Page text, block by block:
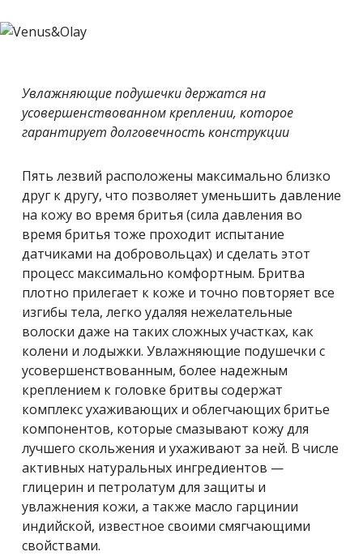
Увлажняющие подушечки держатся на
усовершенствованном креплении, которое
гарантирует долговечность конструкции
Пять лезвий расположены максимально близко
друг к другу, что позволяет уменьшить давление
на кожу во время бритья (сила давления во
время бритья тоже проходит испытание
датчиками на добровольцах) и сделать этот
процесс максимально комфортным. Бритва
плотно прилегает к коже и точно повторяет все
изгибы тела, легко удаляя нежелательные
волоски даже на таких сложных участках, как
колени и лодыжки. Увлажняющие подушечки с
усовершенствованным, более надежным
креплением к головке бритвы содержат
комплекс ухаживающих и облегчающих бритье
компонентов, которые смазывают кожу для
лучшего скольжения и ухаживают за ней. В числе
активных натуральных ингредиентов —
глицерин и петролатум для защиты и
увлажнения кожи, а также масло гарцинии
индийской, известное своими смягчающими
свойствами.